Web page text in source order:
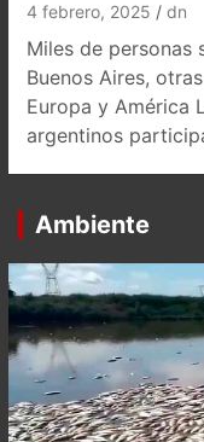
4 febrero, 2025 dn
Miles de personas
Buenos Aires,
Europa y América
argentinos
Ambiente